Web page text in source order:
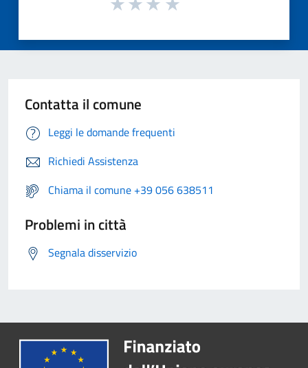
Contatta il comune
Leggi le domande frequenti
Richiedi Assistenza
Chiama il comune +39 056 638511
Problemi in città
Segnala disservizio